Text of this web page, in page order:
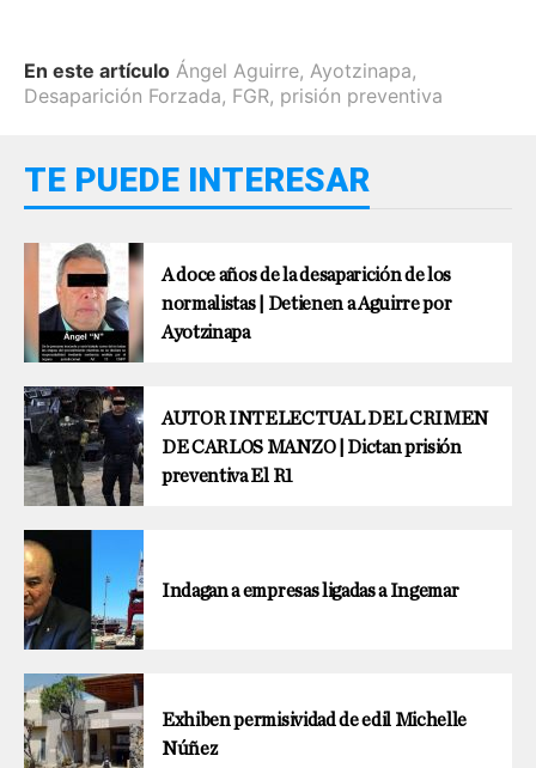
En este artículo Ángel Aguirre, Ayotzinapa,
Desaparición Forzada, FGR, prisión preventiva
TE PUEDE INTERESAR
A doce años de la desaparición de los
normalistas | Detienen a Aguirre por
Ayotzinapa
AUTOR INTELECTUAL DEL CRIMEN
DE CARLOS MANZO | Dictan prisión
preventiva El R1
Indagan a empresas ligadas a Ingemar
Exhiben permisividad de edil Michelle
Núñez